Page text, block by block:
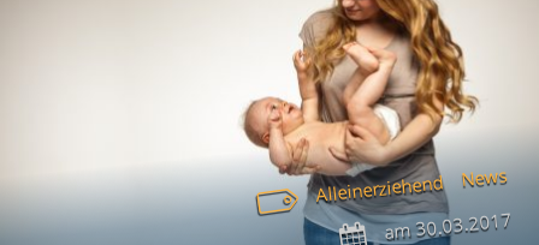
Alleinerziehend News
am30.03.2017